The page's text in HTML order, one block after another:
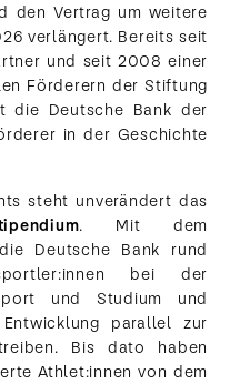
den Vertrag um weitere
verlängert. Bereits seit
und seit 2008 einer
Förderern der Stiftung
die Deutsche Bank der
in der Geschichte
steht unverändert das
. Mit dem
Deutsche Bank rund
bei der
und Studium und
parallel zur
Bis dato haben
Athlet:innen von dem